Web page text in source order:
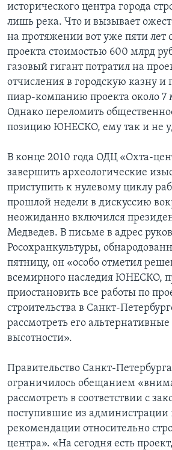
исторического центра города
лишь река. Что и вызывает
на протяжении вот уже пяти лет
проекта стоимостью 600 млрд
газовый гигант потратил на
отчисления в городскую казну и
пиар-компанию проекта около 7
Однако переломить
позицию ЮНЕСКО, ему так и не
В конце 2010 года ОДЦ «Охта-
завершить археологические
приступить к нулевому циклу
прошлой недели в дискуссию
неожиданно включился
Медведев. В письме в адрес
Росохранкультуры,
пятницу, он «особо отметил
всемирного наследия ЮНЕСКО,
приостановить все работы по
строительства в Санкт-
рассмотреть его
высотности».
Правительство Санкт-
ограничилось обещанием
рассмотреть в соответствии с
поступившие из администрации
рекомендации относительно
центра». «На сегодня есть